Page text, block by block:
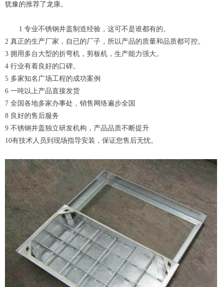
犹豫的推荐了龙康。
1 专业不锈钢井盖制造经验，这可不是谁都有的。
2 真正的生产厂家，自已的厂子，所以产品的质量和品质都可控。
3 拥用多台大型的折弯机，剪板机，生产能力强大。
4 行业有着良好的口碑。
5 多家知名广场工程的成功案例
6 一吨以上产品直接发货
7 全国各地多家办事处，销售网络遍步全国
8 良好的售后服务
9 不锈钢井盖独立研发机构，产品品质不断提升
10有技术人员到现场指导安装，保证您售后无忧。